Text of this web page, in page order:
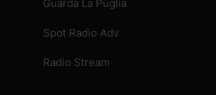
Guarda La Puglia
Spot Radio Adv
Radio Stream